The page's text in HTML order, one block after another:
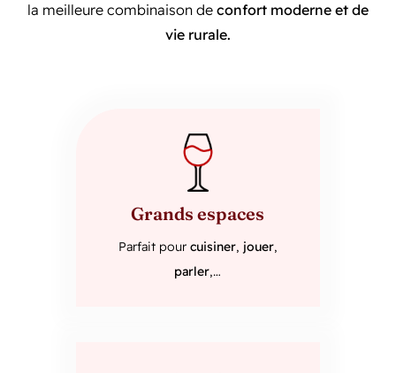
la meilleure combinaison de confort moderne et de
vie rurale.
Grands espaces
Parfait pour cuisiner, jouer,
parler,…